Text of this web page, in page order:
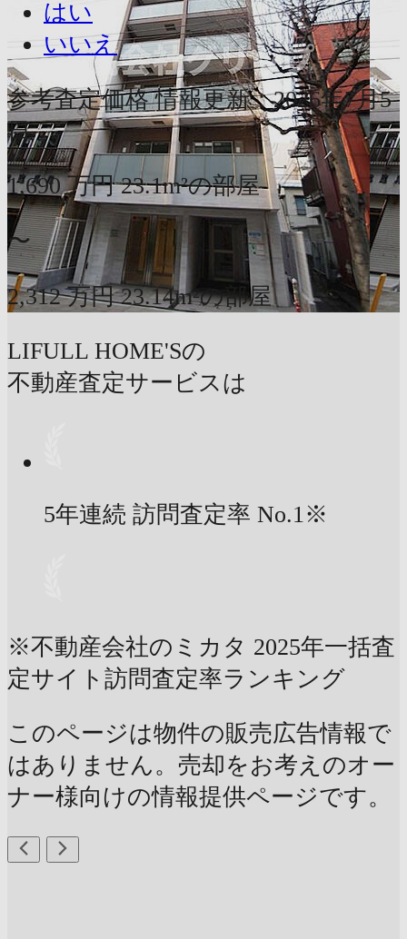
はい
いいえ
参考査定価格 情報更新：2026年7月5
日
1,690 万円 23.1m²の部屋
〜
2,312 万円 23.14m²の部屋
LIFULL HOME'Sの
不動産査定サービスは
5年連続 訪問査定率 No.1※
※不動産会社のミカタ 2025年一括査
定サイト訪問査定率ランキング
このページは物件の販売広告情報で
はありません。売却をお考えのオー
ナー様向けの情報提供ページです。